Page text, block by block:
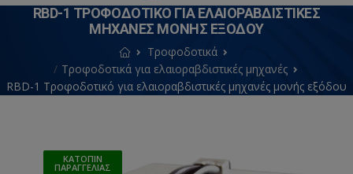
RBD-1 ΤΡΟΦΟΔΟΤΙΚΌ ΓΙΑ ΕΛΑΙΟΡΑΒΔΙΣΤΙΚΈΣ
ΜΗΧΑΝΈΣ ΜΟΝΉΣ ΕΞΌΔΟΥ
Τροφοδοτικά
Τροφοδοτικά για ελαιοραβδιστικές μηχανές
RBD-1 Τροφοδοτικό για ελαιοραβδιστικές μηχανές μονής εξόδου
ΚΑΤΌΠΙΝ
ΠΑΡΑΓΓΕΛΊΑΣ